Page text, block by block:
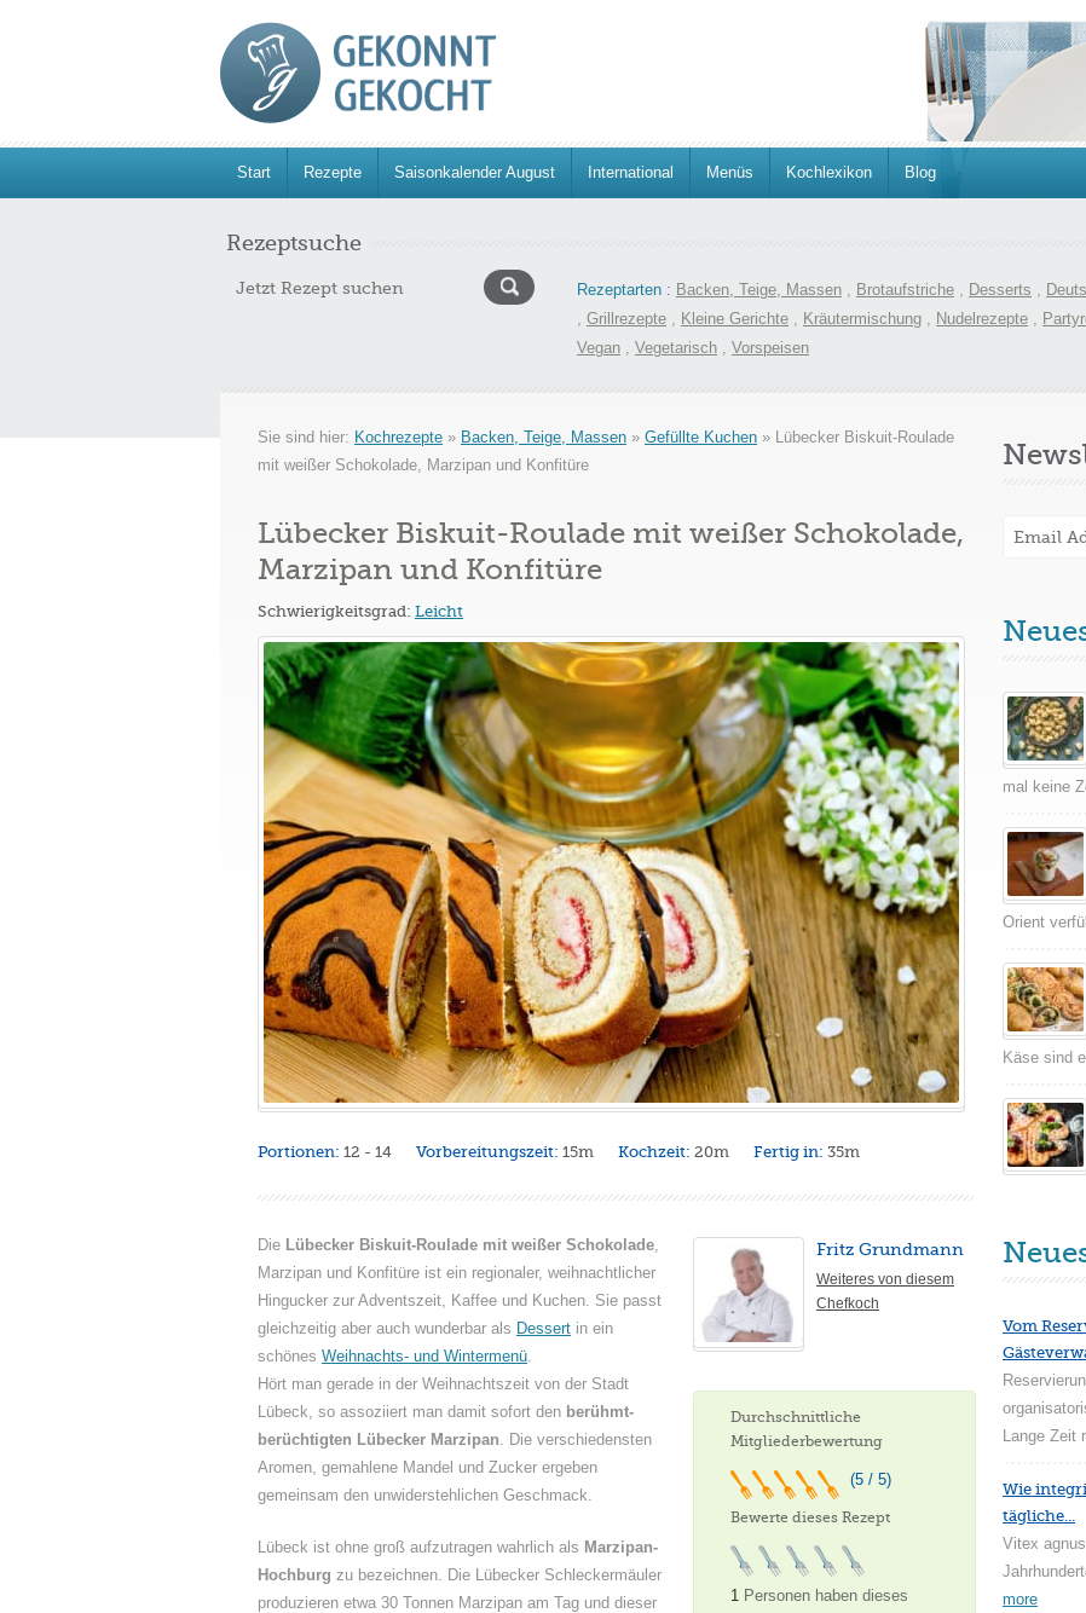
Start Rezepte Saisonkalender August International Menüs Kochlexikon Blog
Rezeptsuche
Rezeptarten : Backen, Teige, Massen , Brotaufstriche , Desserts ,
, Grillrezepte , Kleine Gerichte , Kräutermischung , Nudelrezepte ,
Vegan , Vegetarisch , Vorspeisen
Sie sind hier: Kochrezepte » Backen, Teige, Massen » Gefüllte Kuchen » Lübecker Biskuit-Roulade
mit weißer Schokolade, Marzipan und Konfitüre
Lübecker Biskuit-Roulade mit weißer Schokolade,
Marzipan und Konfitüre
Schwierigkeitsgrad: Leicht
Portionen: 12 - 14 Vorbereitungszeit: 15m Kochzeit: 20m Fertig in: 35m
Fritz Grundmann
Weiteres von diesem
Chefkoch
Durchschnittliche
Mitgliederbewertung
(5 / 5)
Bewerte dieses Rezept
1 Personen haben dieses
Die Lübecker Biskuit-Roulade mit weißer Schokolade,
Marzipan und Konfitüre ist ein regionaler, weihnachtlicher
Hingucker zur Adventszeit, Kaffee und Kuchen. Sie passt
gleichzeitig aber auch wunderbar als Dessert in ein
schönes Weihnachts- und Wintermenü.
Hört man gerade in der Weihnachtszeit von der Stadt
Lübeck, so assoziiert man damit sofort den berühmt-
berüchtigten Lübecker Marzipan. Die verschiedensten
Aromen, gemahlene Mandel und Zucker ergeben
gemeinsam den unwiderstehlichen Geschmack.
Lübeck ist ohne groß aufzutragen wahrlich als Marzipan-
Hochburg zu bezeichnen. Die Lübecker Schleckermäuler
produzieren etwa 30 Tonnen Marzipan am Tag und dieser
mal keine
Orient
Käse sind
Vom
Lange Zeit
Wie
tägliche...
Vitex
more